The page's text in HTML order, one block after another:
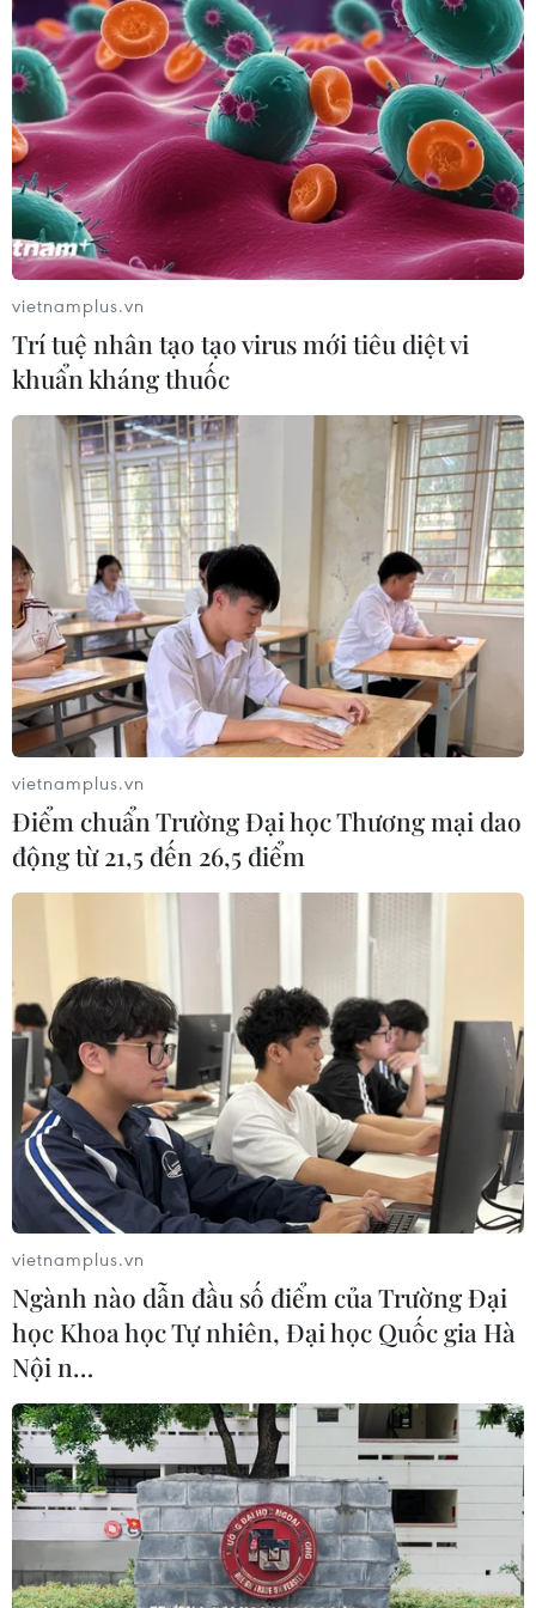
vietnamplus.vn
Trí tuệ nhân tạo tạo virus mới tiêu diệt vi
khuẩn kháng thuốc
vietnamplus.vn
Điểm chuẩn Trường Đại học Thương mại dao
động từ 21,5 đến 26,5 điểm
vietnamplus.vn
Ngành nào dẫn đầu số điểm của Trường Đại
học Khoa học Tự nhiên, Đại học Quốc gia Hà
Nội n…